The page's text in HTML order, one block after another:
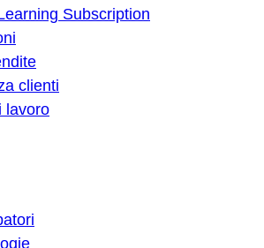
Subscription
clienti
lavoro